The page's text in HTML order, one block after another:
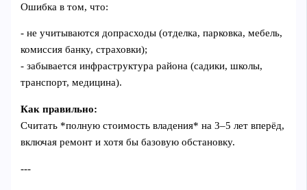
Ошибка в том, что:
- не учитываются допрасходы (отделка, парковка, мебель,
комиссия банку, страховки);
- забывается инфраструктура района (садики, школы,
транспорт, медицина).
Как правильно:
Считать *полную стоимость владения* на 3–5 лет вперёд,
включая ремонт и хотя бы базовую обстановку.
---